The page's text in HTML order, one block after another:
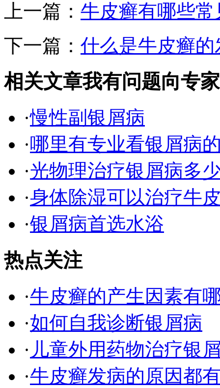
上一篇： 牛皮癣有哪些
下一篇： 什么是牛皮癣
相关文章我有问题向专
·慢性副银屑病
·哪里有专业看银屑病
·光物理治疗银屑病多
·身体除湿可以治疗牛
·银屑病首选水浴
热点关注
·牛皮癣的产生因素有
·如何自我诊断银屑病
· 儿童外用药物治疗银
·牛皮癣发病的原因都